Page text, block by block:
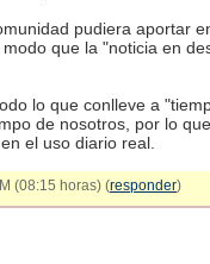
pudiera aportar
que la "noticia en
lo que conlleve a
de nosotros, por lo
el uso diario real.
(08:15 horas) (responder)